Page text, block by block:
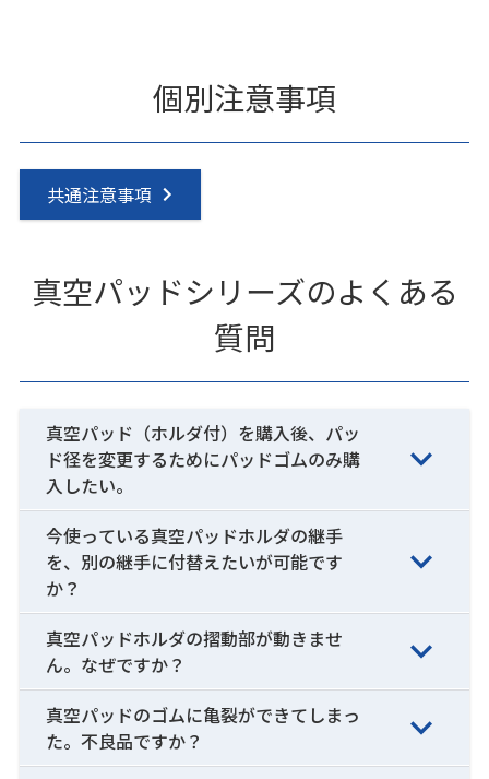
個別注意事項
共通注意事項
真空パッドシリーズのよくある
質問
真空パッド（ホルダ付）を購入後、パッ
ド径を変更するためにパッドゴムのみ購
入したい。
今使っている真空パッドホルダの継手
を、別の継手に付替えたいが可能です
か？
真空パッドホルダの摺動部が動きませ
ん。なぜですか？
真空パッドのゴムに亀裂ができてしまっ
た。不良品ですか？